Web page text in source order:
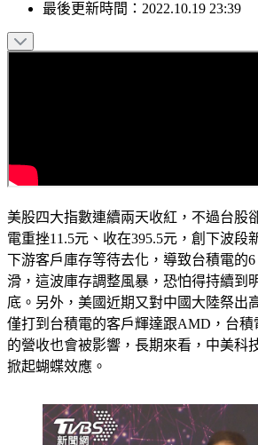
發佈時間：2022.10.19 22:44
美股四大指數連續兩天收紅，不過台股
電重挫11.5元、收在395.5元，創下波段
下游客戶庫存等待去化，導致台積電的6
滑，這波庫存調整風暴，恐怕得持續到
底。另外，美國近期又對中國大陸祭出
僅打到台積電的客戶輝達跟AMD，台
的營收也會被影響，長期來看，中美科